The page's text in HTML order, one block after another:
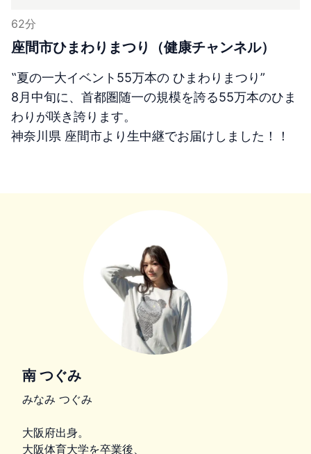
62分
座間市ひまわりまつり（健康チャンネル）
‟夏の一大イベント55万本の ひまわりまつり”
8月中旬に、首都圏随一の規模を誇る55万本のひま
わりが咲き誇ります。
神奈川県 座間市より生中継でお届けしました！！
南 つぐみ
みなみ つぐみ
大阪府出身。
大阪体育大学を卒業後、